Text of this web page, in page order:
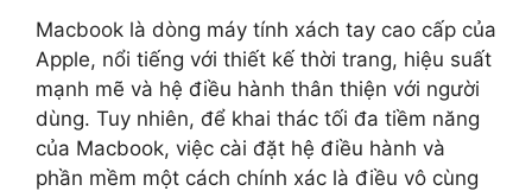
Macbook là dòng máy tính xách tay cao cấp của
Apple, nổi tiếng với thiết kế thời trang, hiệu suất
mạnh mẽ và hệ điều hành thân thiện với người
dùng. Tuy nhiên, để khai thác tối đa tiềm năng
của Macbook, việc cài đặt hệ điều hành và
phần mềm một cách chính xác là điều vô cùng